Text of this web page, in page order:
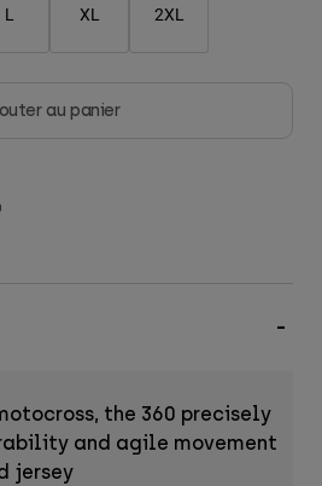
L XL 2XL
au panier
the 360 precisely
and agile movement
jersey